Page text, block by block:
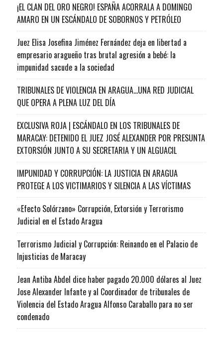
¡EL CLAN DEL ORO NEGRO! ESPAÑA ACORRALA A DOMINGO
AMARO EN UN ESCÁNDALO DE SOBORNOS Y PETRÓLEO
Juez Elisa Josefina Jiménez Fernández deja en libertad a
empresario aragueño tras brutal agresión a bebé: la
impunidad sacude a la sociedad
TRIBUNALES DE VIOLENCIA EN ARAGUA…UNA RED JUDICIAL
QUE OPERA A PLENA LUZ DEL DÍA
EXCLUSIVA ROJA | ESCÁNDALO EN LOS TRIBUNALES DE
MARACAY: DETENIDO EL JUEZ JOSÉ ALEXANDER POR PRESUNTA
EXTORSIÓN JUNTO A SU SECRETARIA Y UN ALGUACIL
IMPUNIDAD Y CORRUPCIÓN: LA JUSTICIA EN ARAGUA
PROTEGE A LOS VICTIMARIOS Y SILENCIA A LAS VÍCTIMAS
«Efecto Solórzano» Corrupción, Extorsión y Terrorismo
Judicial en el Estado Aragua
Terrorismo Judicial y Corrupción: Reinando en el Palacio de
Injusticias de Maracay
Jean Antiba Abdel dice haber pagado 20.000 dólares al Juez
Jose Alexander Infante y al Coordinador de tribunales de
Violencia del Estado Aragua Alfonso Caraballo para no ser
condenado